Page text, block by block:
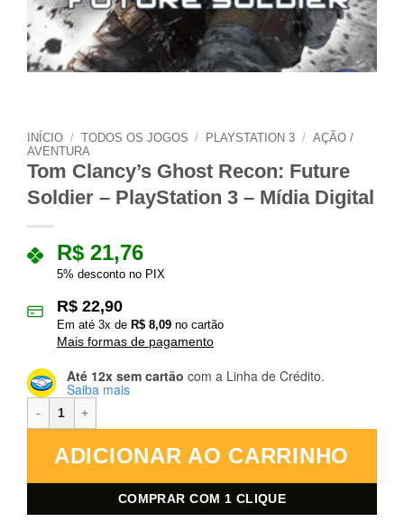
INÍCIO / TODOS OS JOGOS / PLAYSTATION 3 / AÇÃO /
AVENTURA
Tom Clancy’s Ghost Recon: Future
Soldier – PlayStation 3 – Mídia Digital
R$ 21,76
5% desconto no PIX
R$ 22,90
Em até 3x de R$ 8,09 no cartão
Mais formas de pagamento
Até 12x sem cartão com a Linha de Crédito.
Saiba mais
ADICIONAR AO CARRINHO
COMPRAR COM 1 CLIQUE